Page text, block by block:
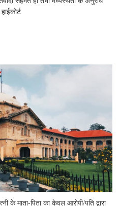
के माता-पिता का केवल आरोपी/पति द्वारा